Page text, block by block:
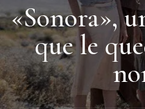
«Sonora»,
que le